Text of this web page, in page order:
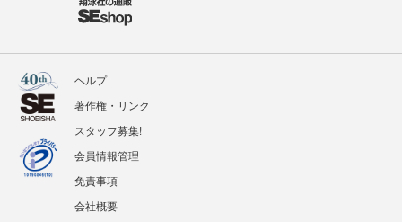
ヘルプ
著作権・リンク
スタッフ募集!
会員情報管理
免責事項
会社概要